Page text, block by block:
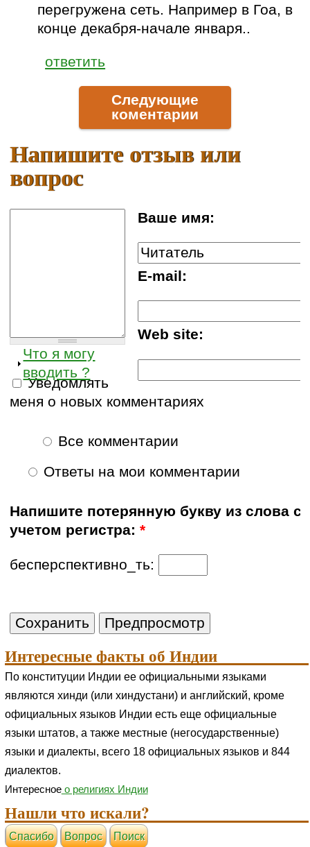
перегружена сеть. Например в Гоа, в
конце декабря-начале января..
ответить
Следующие
коментарии
Напишите отзыв или
вопрос
Ваше имя:
E-mail:
Web site:
Что я могу
вводить ?
Уведомлять
меня о новых комментариях
Все комментарии
Ответы на мои комментарии
Напишите потерянную букву из слова с
учетом регистра:*
бесперспективно_ть:
Интересные факты об Индии
По конституции Индии ее официальными языками
являются хинди (или хиндустани) и английский, кроме
официальных языков Индии есть еще официальные
языки штатов, а также местные (негосударственные)
языки и диалекты, всего 18 официальных языков и 844
диалектов.
Интересноео религиях Индии
Нашли что искали?
Cпасибо Вопрос Поиск